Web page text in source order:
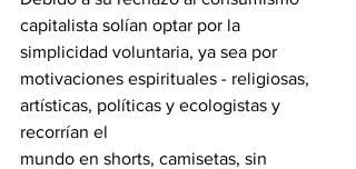
capitalista solían optar por la
simplicidad voluntaria, ya sea por
motivaciones espirituales - religiosas,
artísticas, políticas y ecologistas y
recorrían el
mundo en shorts, camisetas, sin